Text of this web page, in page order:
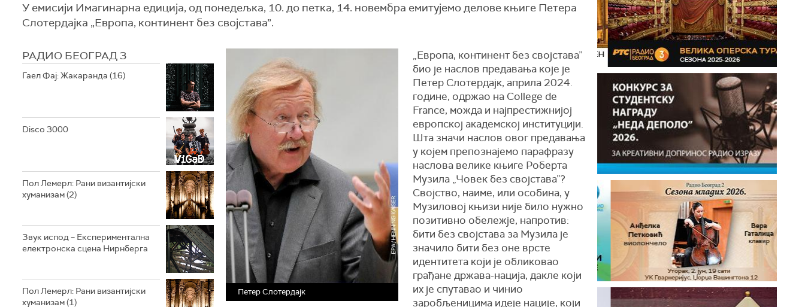
У емисији Имагинарна едиција, од понедељка, 10. до петка, 14. новембра емитујемо делове књиге Петера
Слотердајка „Европа, континент без својстава”.
РАДИО БЕОГРАД 3
Гаел Фај: Жакаранда (16)
Disco 3000
Пол Лемерл: Рани византијски
хуманизам (2)
Звук испод – Експериментална
електронска сцена Нирнберга
Пол Лемерл: Рани византијски
хуманизам (1)
Петер Слотердајк
„Европа, континент без својстава”
био је наслов предавања које је
Петер Слотердајк, априла 2024.
године, одржао на College de
France, можда и најпрестижнијој
европској академској институцији.
Шта значи наслов овог предавања
у којем препознајемо парафразу
наслова велике књиге Роберта
Музила „Човек без својстава”?
Својство, наиме, или особина, у
Музиловој књизи није било нужно
позитивно обележје, напротив:
бити без својстава за Музила је
значило бити без оне врсте
идентитета који је обликовао
грађане држава-нација, дакле који
их је спутавао и чинио
заробљеницима идеје нације, који